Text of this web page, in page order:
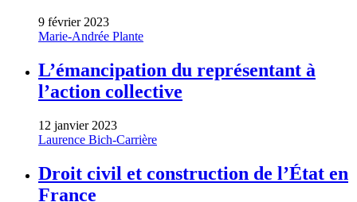
9 février 2023
Marie-Andrée Plante
L’émancipation du représentant à
l’action collective
12 janvier 2023
Laurence Bich-Carrière
Droit civil et construction de l’État en
France